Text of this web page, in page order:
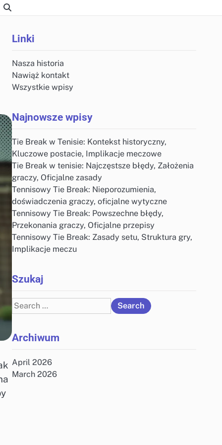
Linki
Nasza historia
Nawiąż kontakt
Wszystkie wpisy
Najnowsze wpisy
Tie Break w Tenisie: Kontekst historyczny,
Kluczowe postacie, Implikacje meczowe
Tie Break w tenisie: Najczęstsze błędy, Założenia
graczy, Oficjalne zasady
Tennisowy Tie Break: Nieporozumienia,
doświadczenia graczy, oficjalne wytyczne
Tennisowy Tie Break: Powszechne błędy,
Przekonania graczy, Oficjalne przepisy
Tennisowy Tie Break: Zasady setu, Struktura gry,
Implikacje meczu
Szukaj
Search
for:
Archiwum
April 2026
March 2026